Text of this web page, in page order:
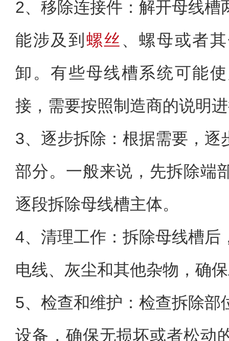
2、移除连接件：解开母线槽
能涉及到 螺丝 、螺母或者
卸。有些母线槽系统可能
接，需要按照制造商的说明
3、逐步拆除：根据需要，逐
部分。一般来说，先拆除端
逐段拆除母线槽主体。
4、清理工作：拆除母线槽后
电线、灰尘和其他杂物，确
5、检查和维护：检查拆除部
设备，确保无损坏或者松动